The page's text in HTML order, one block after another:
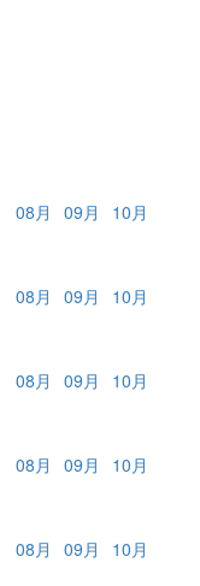
08月 09月
10月
08月 09月
10月
08月 09月
10月
08月 09月
10月
08月 09月
10月